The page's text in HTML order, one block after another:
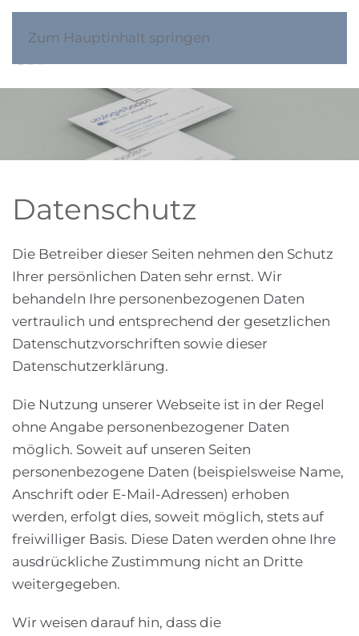
Zum Hauptinhalt springen
Datenschutz
Die Betreiber dieser Seiten nehmen den Schutz
Ihrer persönlichen Daten sehr ernst. Wir
behandeln Ihre personenbezogenen Daten
vertraulich und entsprechend der gesetzlichen
Datenschutzvorschriften sowie dieser
Datenschutzerklärung.
Die Nutzung unserer Webseite ist in der Regel
ohne Angabe personenbezogener Daten
möglich. Soweit auf unseren Seiten
personenbezogene Daten (beispielsweise Name,
Anschrift oder E-Mail-Adressen) erhoben
werden, erfolgt dies, soweit möglich, stets auf
freiwilliger Basis. Diese Daten werden ohne Ihre
ausdrückliche Zustimmung nicht an Dritte
weitergegeben.
Wir weisen darauf hin, dass die